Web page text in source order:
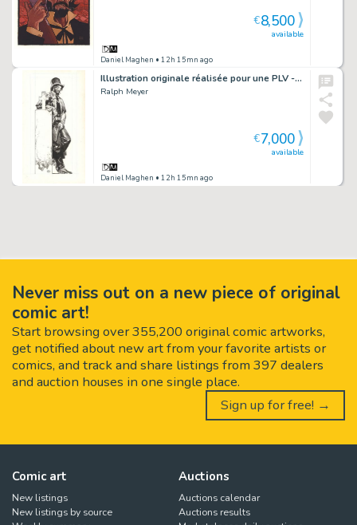
Daniel Maghen • 12h 15mn ago
available
€8,500
Illustration originale réalisée pour une PLV - Undertaker
Ralph Meyer
Daniel Maghen • 12h 15mn ago
available
€7,000
Never miss out on a new piece of original
comic art!
Start browsing over 355,200 original comic artworks,
get notified about new art from your favorite artists or
comics, and track and share listings from 397 dealers
and auction houses in one single place.
Sign up for free! →
Comic art
New listings
New listings by source
Auctions
Auctions calendar
Auctions results